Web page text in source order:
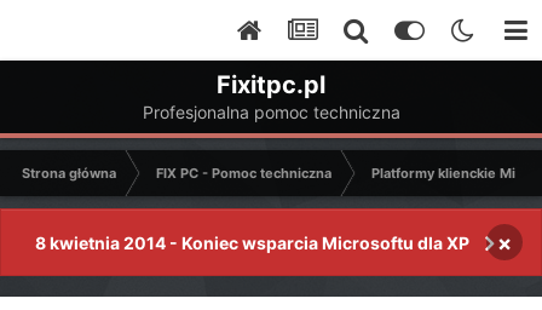
Fixitpc.pl
Profesjonalna pomoc techniczna
Strona główna FIX PC - Pomoc techniczna Platformy klienckie
8 kwietnia 2014 - Koniec wsparcia Microsoftu dla XP ×